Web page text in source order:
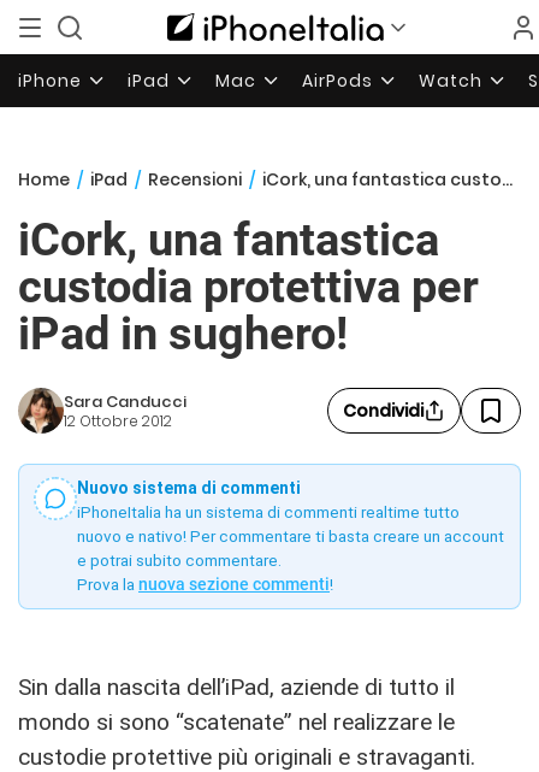
iPhone iPad Mac AirPods Watch
Home / iPad / Recensioni / iCork, una fantastica custodia protettiva per iPad in sughero!
iCork, una fantastica
custodia protettiva per
iPad in sughero!
Sara Canducci
12 Ottobre 2012 Condividi
Nuovo sistema di commenti
iPhoneItalia ha un sistema di commenti realtime tutto
nuovo e nativo! Per commentare ti basta creare un account
e potrai subito commentare.
Prova la nuova sezione commenti!
Sin dalla nascita dell’iPad, aziende di tutto il
mondo si sono “scatenate” nel realizzare le
custodie protettive più originali e stravaganti.